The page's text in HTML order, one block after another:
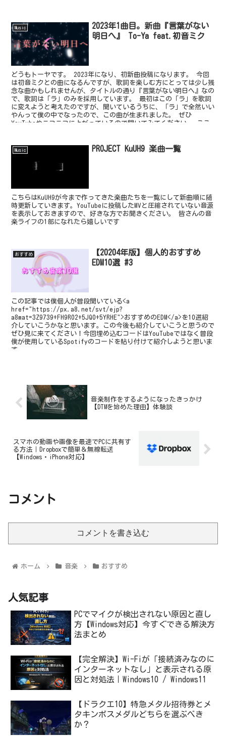
Music
2023年1曲目。新曲『言葉がない
明日へ』 To-Ya feat.初音ミク
どうもトーヤです。 2023年になり、初新曲投稿になります。 今回
は初音ミクとの曲になるんですが、歌詞を楽しむ方にとっては少し残
念な曲かもしれませんが、タイトルの通り『言葉がない明日へ』なの
で、歌詞は「ラ」のみを採用しています。 最初はこの「ラ」を歌詞
に変えようと考えたのですが、聞いているうちに、「ラ」で全然いい
やんって僕の中でなったので、この曲が生まれました。 ぜひ
YouTubeやニコニコに上がっているので聞いてみてください。 ここ
Music PROJECT KuUH9 楽曲一覧
こちらはKuUH9が今まで作ってきた楽曲たちを一覧にして新曲順に随
時更新していきます。YouTubeに投稿したMVと圧縮されていない音源
を表示しておきますので、好きな方でお聞きください。 皆さんの音
楽ライフの1部になれたら嬉しいです
おすすめ
【20204年版】個人的おすすめ
EDM10選 #3
この記事では僕個人が普段聞いている<a
href="https://px.a8.net/svt/ejp?
a8mat=3Z9739+FH9R02+5JQ0+5YRHE">おすすめのEDM</a>を10選紹
介していこうかなと思います。この今後も紹介していこうと思うので
ぜひ見に来てください！今回埋め込むコードはYouTubeではなく普段
僕が使用しているSpotifyのコードを貼り付けて紹介しようと思いま
す。
音楽制作をするようになったきっかけ
【DTMを始めた理由】体験談
スマホの動画や画像を最速でPCに共有す
る方法｜Dropboxで簡単＆無線転送
【Windows・iPhone対応】
コメント
コメントを書き込む
ホーム 音楽 おすすめ
人気記事
PCでマイクが検出されない原因と直し
方【Windows対応】今すぐできる解決方
法まとめ
【完全解決】Wi-Fiが「接続済みなのに
インターネットなし」と表示される原
因と対処法｜Windows10 / Windows11
【ドラクエ10】特急メタル招待券とメ
タキンボスメダルどちらを選ぶべき
か？